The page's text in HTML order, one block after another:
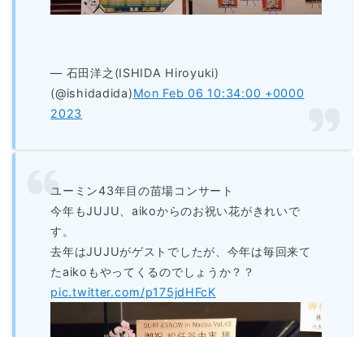
— 石田洋之(ISHIDA Hiroyuki)
(@ishidadida)Mon Feb 06 10:34:00 +0000
2023
ユーミン43年目の苗場コンサート
今年もJUJU、aikoからのお祝い花がきれいで
す。
去年はJUJUがゲストでしたが、今年は毎回来て
たaikoもやってくるのでしょうか？？
pic.twitter.com/p175jdHFcK